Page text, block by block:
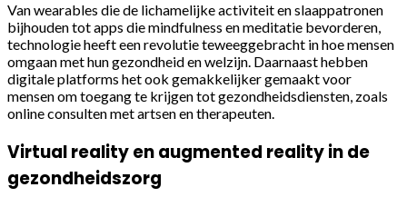
Van wearables die de lichamelijke activiteit en slaappatronen
bijhouden tot apps die mindfulness en meditatie bevorderen,
technologie heeft een revolutie teweeggebracht in hoe mensen
omgaan met hun gezondheid en welzijn. Daarnaast hebben
digitale platforms het ook gemakkelijker gemaakt voor
mensen om toegang te krijgen tot gezondheidsdiensten, zoals
online consulten met artsen en therapeuten.
Virtual reality en augmented reality in de
gezondheidszorg